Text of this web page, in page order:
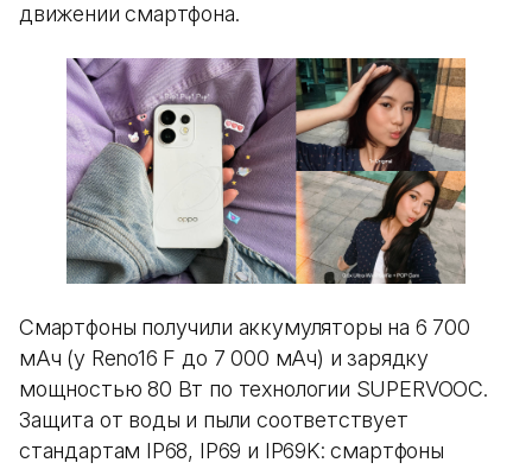
движении смартфона.
Смартфоны получили аккумуляторы на 6 700
мАч (у Reno16 F до 7 000 мАч) и зарядку
мощностью 80 Вт по технологии SUPERVOOC.
Защита от воды и пыли соответствует
стандартам IP68, IP69 и IP69K: смартфоны